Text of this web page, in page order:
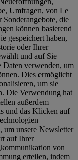
Umfragen, von Le
die
können basierend
gespeichert haben,
oder Ihrer
und auf Sie
Daten verwenden, um
Dies ermöglicht
um sie
Die Verwendung hat
außerdem
und das Klicken auf
unsere Newsletter
auf Ihrer
von
erteilen, indem